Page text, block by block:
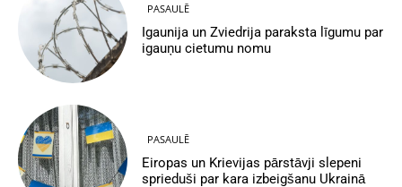
PASAULĒ
Igaunija un Zviedrija paraksta līgumu par
igauņu cietumu nomu
PASAULĒ
Eiropas un Krievijas pārstāvji slepeni
sprieduši par kara izbeigšanu Ukrainā